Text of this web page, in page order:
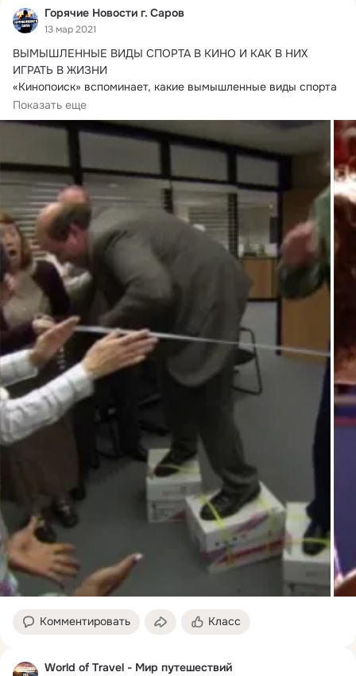
Горячие Новости г. Саров
13 мар 2021
ВЫМЫШЛЕННЫЕ ВИДЫ СПОРТА В КИНО И КАК В НИХ
ИГРАТЬ В ЖИЗНИ
«Кинопоиск» вспоминает, какие вымышленные виды спорта
существуют в кино и как фанаты пытались их адаптировать
к реальной жизни.
Показать еще
Комментировать Класс
World of Travel - Мир путешествий